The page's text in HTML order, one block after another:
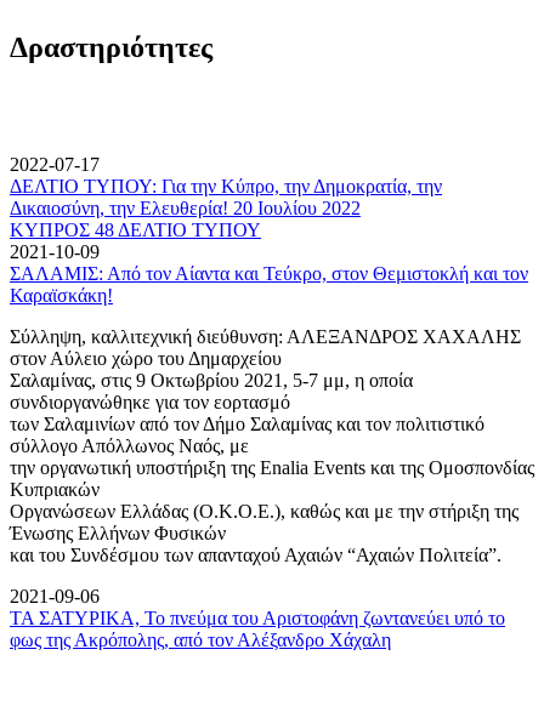
Δραστηριότητες
2022-07-17
ΔΕΛΤΙΟ ΤΥΠΟΥ: Για την Κύπρο, την Δημοκρατία, την
Δικαιοσύνη, την Ελευθερία! 20 Ιουλίου 2022
ΚΥΠΡΟΣ 48 ΔΕΛΤΙΟ ΤΥΠΟΥ
2021-10-09
ΣΑΛΑΜΙΣ: Από τον Αίαντα και Τεύκρο, στον Θεμιστοκλή και τον
Καραϊσκάκη!
Σύλληψη, καλλιτεχνική διεύθυνση: ΑΛΕΞΑΝΔΡΟΣ ΧΑΧΑΛΗΣ
στον Αύλειο χώρο του Δημαρχείου
Σαλαμίνας, στις 9 Οκτωβρίου 2021, 5-7 μμ, η οποία
συνδιοργανώθηκε για τον εορτασμό
των Σαλαμινίων από τον Δήμο Σαλαμίνας και τον πολιτιστικό
σύλλογο Απόλλωνος Ναός, με
την οργανωτική υποστήριξη της Enalia Events και της Ομοσπονδίας
Κυπριακών
Οργανώσεων Ελλάδας (Ο.Κ.Ο.Ε.), καθώς και με την στήριξη της
Ένωσης Ελλήνων Φυσικών
και του Συνδέσμου των απανταχού Αχαιών “Αχαιών Πολιτεία”.
2021-09-06
ΤΑ ΣΑΤΥΡΙΚΑ, Το πνεύμα του Αριστοφάνη ζωντανεύει υπό το
φως της Ακρόπολης, από τον Αλέξανδρο Χάχαλη